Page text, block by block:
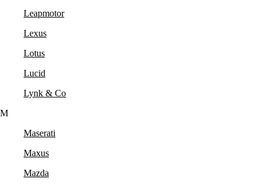
Leapmotor
Lexus
Lotus
Lucid
Lynk & Co
M
Maserati
Maxus
Mazda